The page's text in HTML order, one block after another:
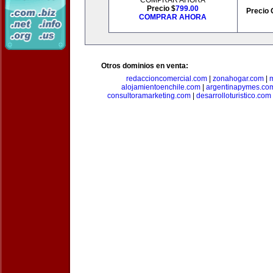
Precio $799.00
COMPRAR AHORA
Precio
Otros dominios en venta:
redaccioncomercial.com
zonahogar.com
alojamientoenchile.com
consultoramarketing.com
desarrolloturistico.com